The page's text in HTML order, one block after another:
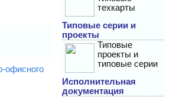
офисного
техкарты
Типовые серии и
проекты
Типовые
проекты и
типовые серии
Исполнительная
документация